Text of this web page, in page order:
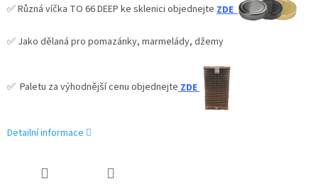
✅ Různá víčka TO 66 DEEP ke sklenici objednejte ZDE
✅ Jako dělaná pro pomazánky, marmelády, džemy
✅ Paletu za výhodnější cenu objednejte ZDE
Detailní informace